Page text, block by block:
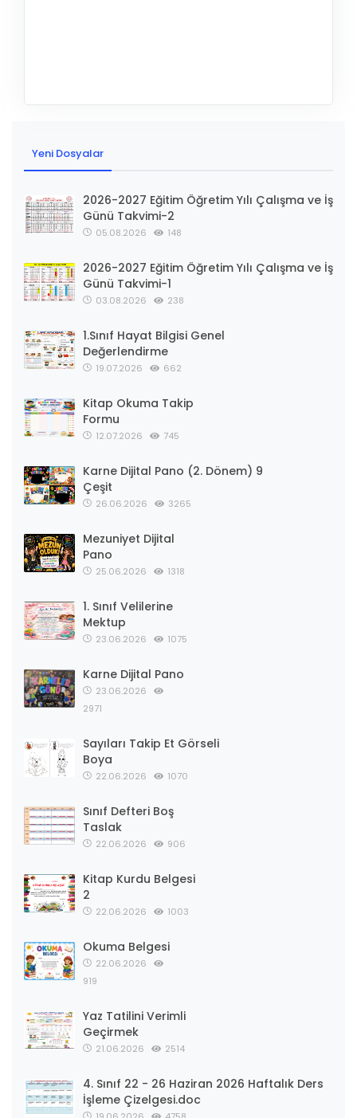
Yeni Dosyalar
2026-2027 Eğitim Öğretim Yılı Çalışma ve İş
Günü Takvimi-2
05.08.2026 148
2026-2027 Eğitim Öğretim Yılı Çalışma ve İş
Günü Takvimi-1
03.08.2026 238
1.Sınıf Hayat Bilgisi Genel
Değerlendirme
19.07.2026 662
Kitap Okuma Takip
Formu
12.07.2026 745
Karne Dijital Pano (2. Dönem) 9
Çeşit
26.06.2026 3265
Mezuniyet Dijital
Pano
25.06.2026 1318
1. Sınıf Velilerine
Mektup
23.06.2026 1075
Karne Dijital Pano
23.06.2026
2971
Sayıları Takip Et Görseli
Boya
22.06.2026 1070
Sınıf Defteri Boş
Taslak
22.06.2026 906
Kitap Kurdu Belgesi
2
22.06.2026 1003
Okuma Belgesi
22.06.2026
919
Yaz Tatilini Verimli
Geçirmek
21.06.2026 2514
4. Sınıf 22 - 26 Haziran 2026 Haftalık Ders
İşleme Çizelgesi.doc